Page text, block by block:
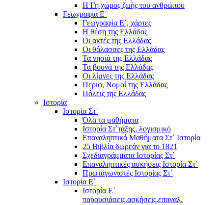
Η Γη χώρος ζωής του ανθρώπου
Γεωγραφία Ε΄
Γεωγραφία Ε΄, χάρτες
Η θέση της Ελλάδας
Οι ακτές της Ελλάδας
Οι θάλασσες της Ελλάδας
Τα νησιά της Ελλάδας
Τα βουνά της Ελλάδας
Οι λίμνες της Ελλάδας
Περιφ, Νομοί της Ελλάδας
Πόλεις της Ελλάδας
Ιστορία
Ιστορία Στ΄
Όλα τα μαθήματα
Ιστορία Στ΄τάξης, λογισμικό
Επαναληπτικά Μαθήματα Στ΄ Ιστορία
25 Βιβλία δωρεάν για το 1821
Σχεδιαγράμματα Ιστορίας Στ΄
Επαναληπτικές ασκήσεις Ιστορία Στ΄
Πρωταγωνιστές Ιστορίας Στ΄
Ιστορία Ε΄
Ιστορία Ε΄
παρουσιάσεις,ασκήσεις,επαναλ.